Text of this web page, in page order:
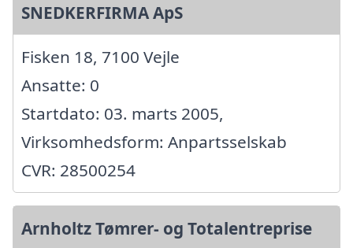
SNEDKERFIRMA ApS
Fisken 18, 7100 Vejle
Ansatte: 0
Startdato: 03. marts 2005,
Virksomhedsform: Anpartsselskab
CVR: 28500254
Arnholtz Tømrer- og Totalentreprise